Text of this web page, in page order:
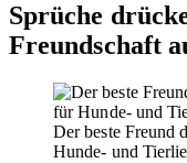
Sprüche
Freundschaft
Der beste Freund
Hunde- und